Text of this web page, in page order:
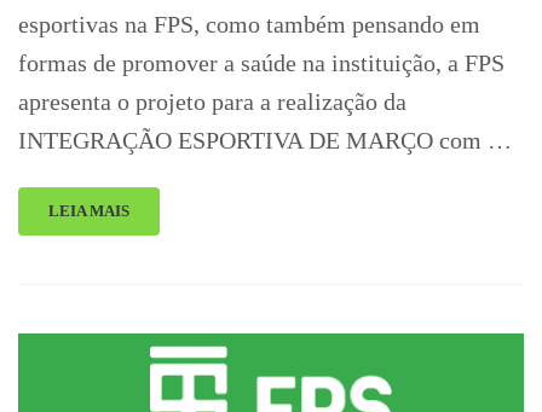
esportivas na FPS, como também pensando em
formas de promover a saúde na instituição, a FPS
apresenta o projeto para a realização da
INTEGRAÇÃO ESPORTIVA DE MARÇO com …
LEIA MAIS